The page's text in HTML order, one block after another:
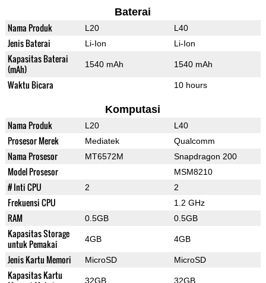
Baterai
Nama Produk L20 L40
Jenis Baterai Li-Ion Li-Ion
Kapasitas Baterai
(mAh)
1540 mAh 1540 mAh
Waktu Bicara 10 hours
Komputasi
Nama Produk L20 L40
Prosesor Merek Mediatek Qualcomm
Nama Prosesor MT6572M Snapdragon 200
Model Prosesor MSM8210
# Inti CPU 2 2
Frekuensi CPU 1.2 GHz
RAM 0.5GB 0.5GB
Kapasitas Storage
untuk Pemakai
4GB 4GB
Jenis Kartu Memori MicroSD MicroSD
Kapasitas Kartu
32GB 32GB